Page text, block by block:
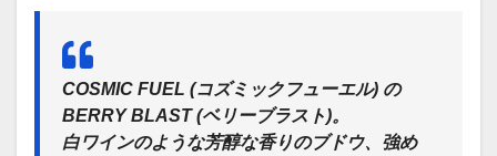
COSMIC FUEL (コズミックフューエル) の
BERRY BLAST (ベリーブラスト)。
白ワインのような芳醇な香りのブドウ、強め